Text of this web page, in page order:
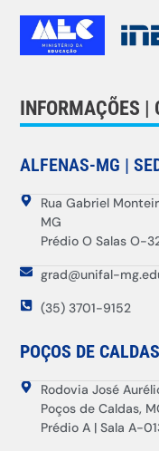
INFORMAÇÕES |
ALFENAS-MG |
Rua Gabriel
MG
Prédio O Salas O-
grad@unifal-
(35) 3701-9152
POÇOS DE
Rodovia José
Poços de Caldas,
Prédio A | Sala A-